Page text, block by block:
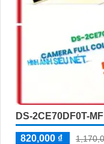
DS-2CE70DF0T-
820,000 ₫